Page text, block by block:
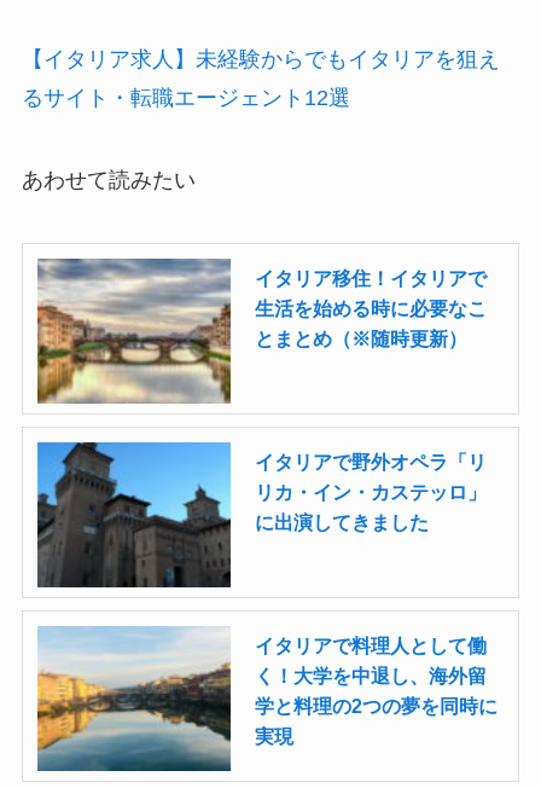
【イタリア求人】未経験からでもイタリアを狙え
るサイト・転職エージェント12選
あわせて読みたい
イタリア移住！イタリアで
生活を始める時に必要なこ
とまとめ（※随時更新）
イタリアで野外オペラ「リ
リカ・イン・カステッロ」
に出演してきました
イタリアで料理人として働
く！大学を中退し、海外留
学と料理の2つの夢を同時に
実現